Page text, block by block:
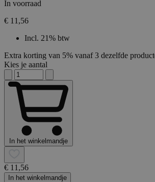
In voorraad
€ 11,56
Incl. 21% btw
Extra korting van 5% vanaf 3 dezelfde
Kies je aantal
In het winkelmandje
€ 11,56
In het winkelmandje